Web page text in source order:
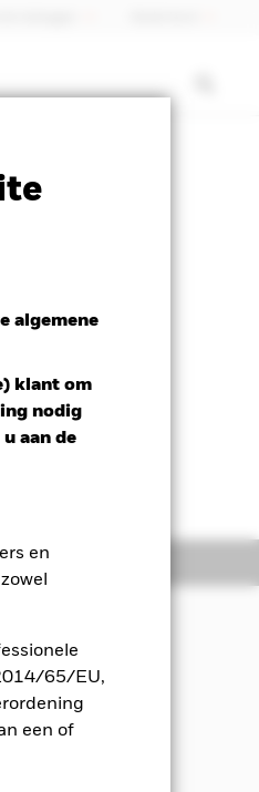
algemene
klant om
nodig
aan de
en
65/EU,
een of